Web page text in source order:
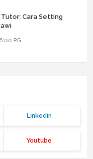
Tutor: Cara Setting
PG
Linkedin
Youtube